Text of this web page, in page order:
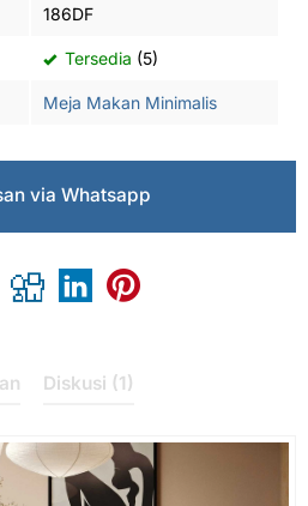
186DF
Tersedia (5)
Meja Makan Minimalis
via Whatsapp
Diskusi (1)